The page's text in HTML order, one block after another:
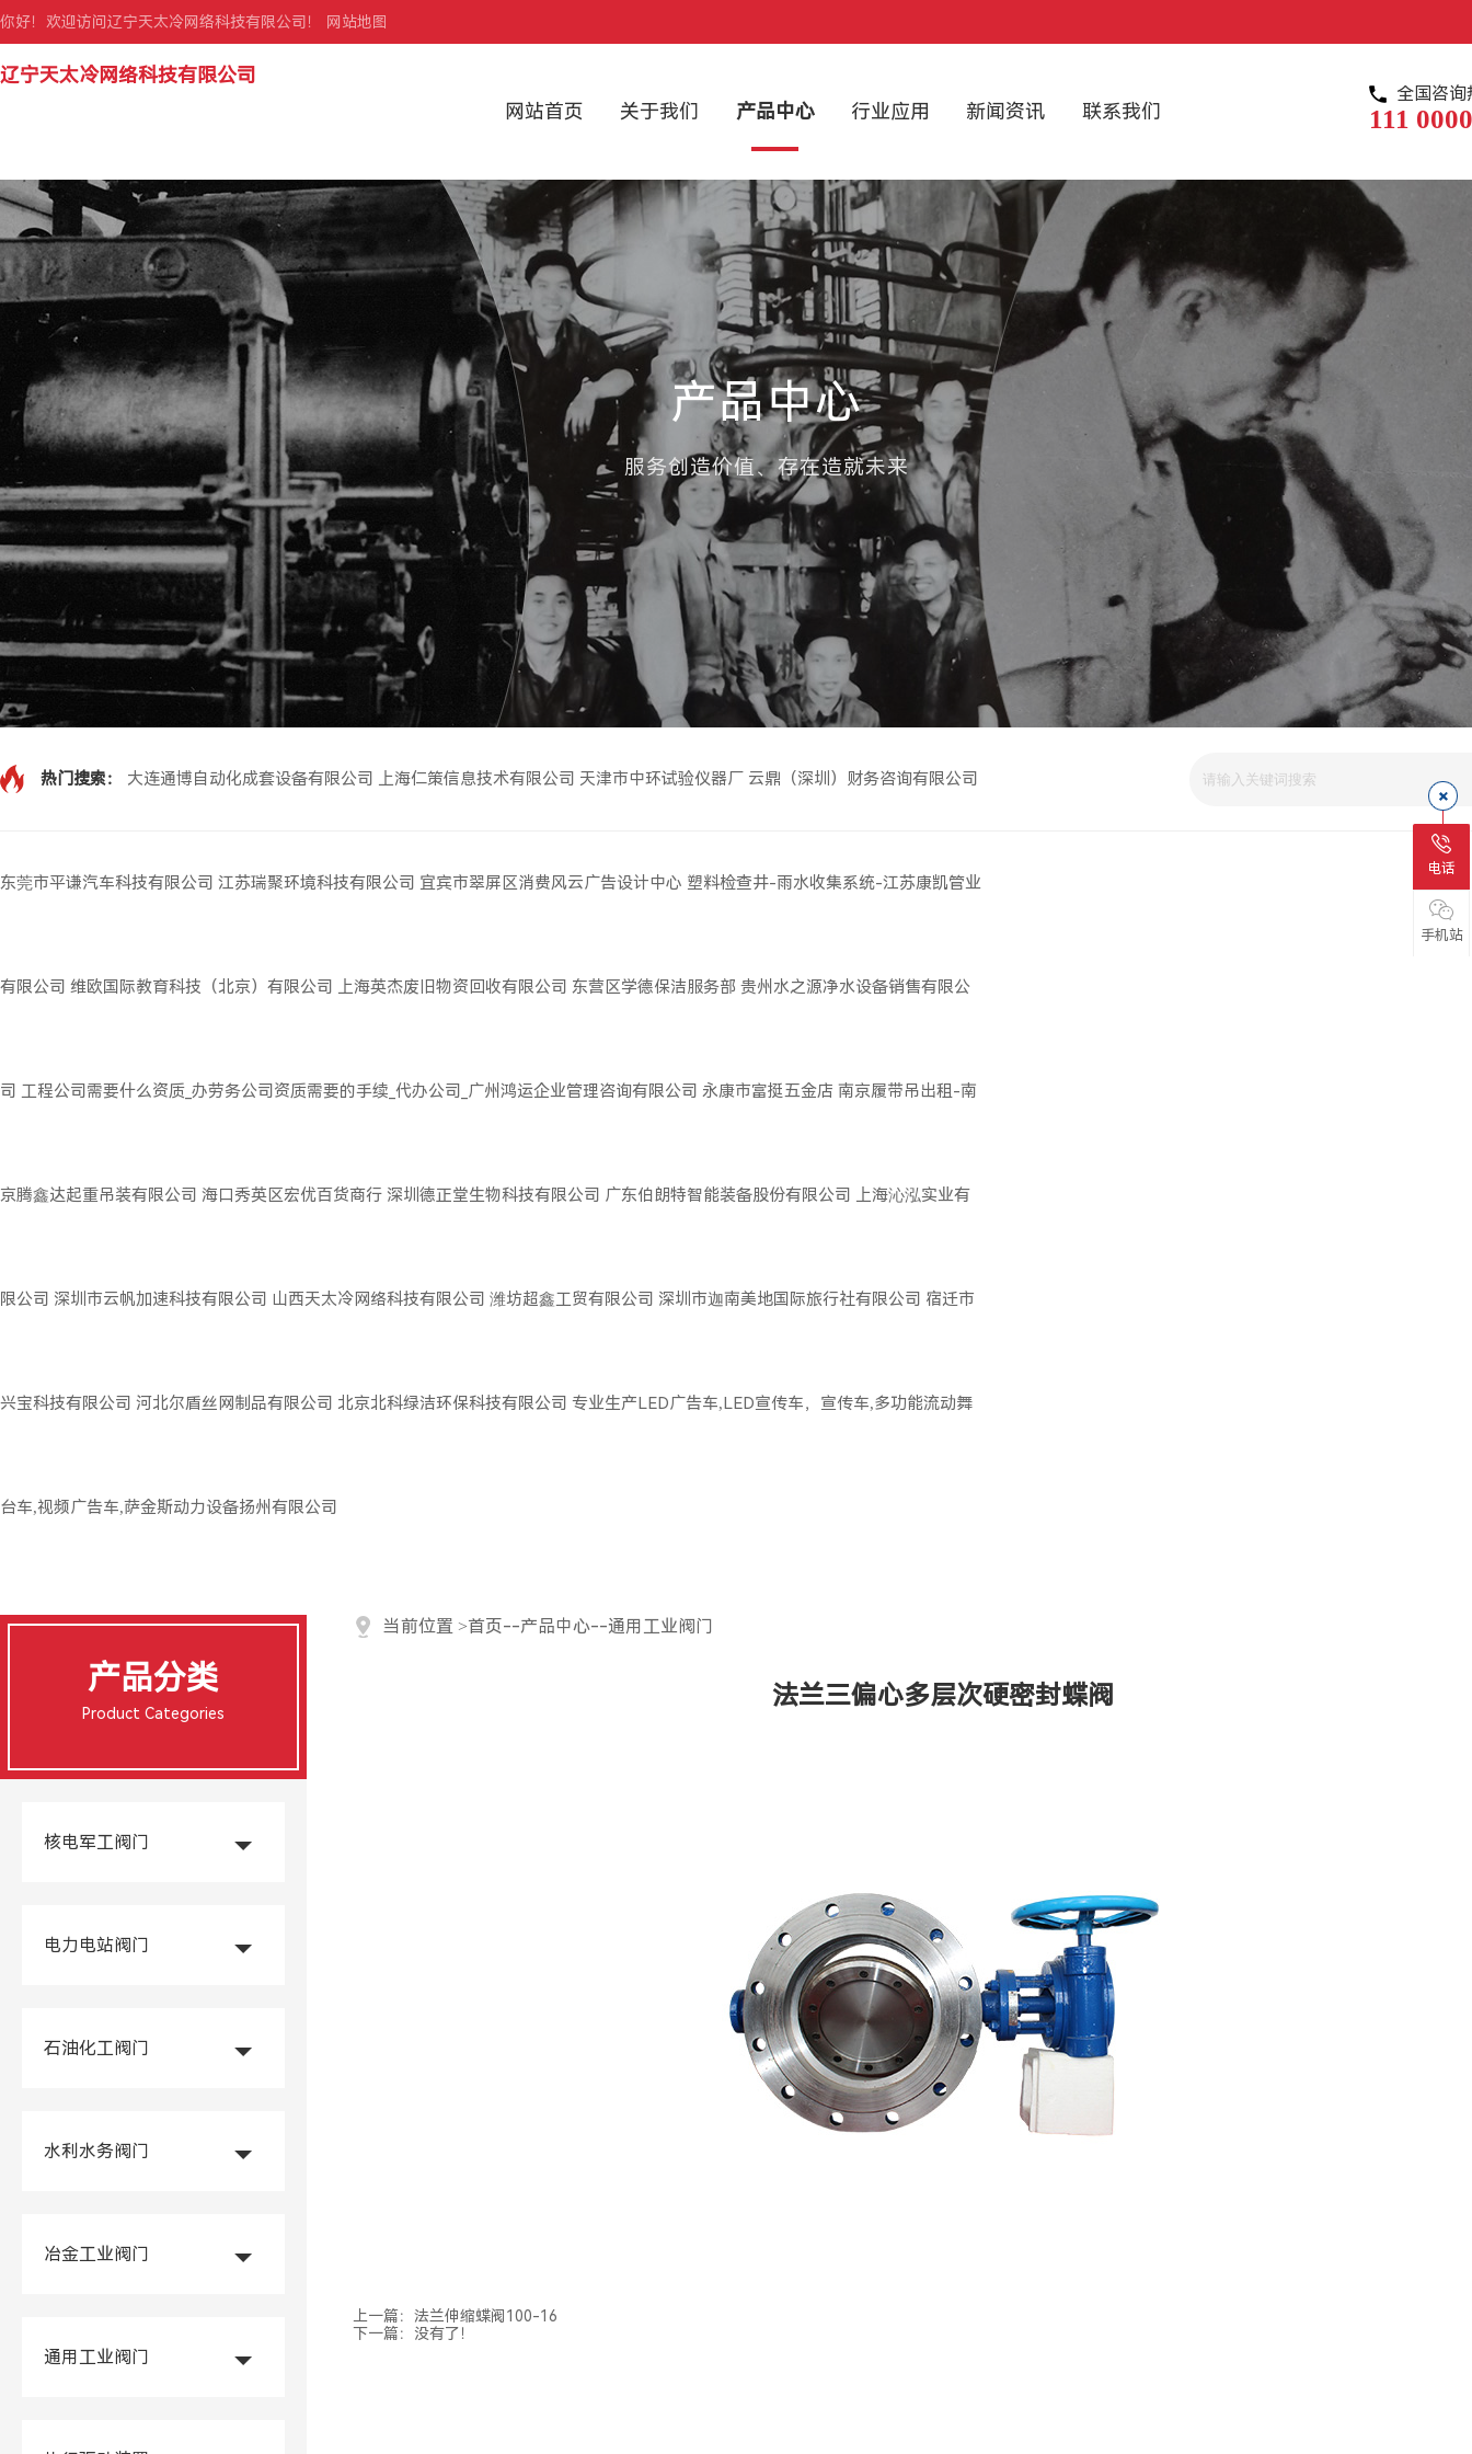
你好！欢迎访问辽宁天太冷网络科技有限公司！ 网站地图
辽宁天太冷网络科技有限公司
网站首页
关于我们 产品中心 行业应用 新闻资讯 联系我们
全国咨询
111
产品中心
服务创造价值、存在造就未来
热门搜索： 大连通博自动化成套设备有限公司 上海仁策信息技术有限公司 天津市中环试验仪器厂 云鼎（深圳）财务咨询有限公司
东莞市平谦汽车科技有限公司 江苏瑞聚环境科技有限公司 宜宾市翠屏区消费风云广告设计中心 塑料检查井-雨水收集系统-江苏康凯管业
有限公司 维欧国际教育科技（北京）有限公司 上海英杰废旧物资回收有限公司 东营区学德保洁服务部 贵州水之源净水设备销售有限公
司 工程公司需要什么资质_办劳务公司资质需要的手续_代办公司_广州鸿运企业管理咨询有限公司 永康市富挺五金店 南京履带吊出租-南
京腾鑫达起重吊装有限公司 海口秀英区宏优百货商行 深圳德正堂生物科技有限公司 广东伯朗特智能装备股份有限公司 上海沁泓实业有
限公司 深圳市云帆加速科技有限公司 山西天太冷网络科技有限公司 潍坊超鑫工贸有限公司 深圳市迦南美地国际旅行社有限公司 宿迁市
兴宝科技有限公司 河北尔盾丝网制品有限公司 北京北科绿洁环保科技有限公司 专业生产LED广告车,LED宣传车，宣传车,多功能流动舞
台车,视频广告车,萨金斯动力设备扬州有限公司
产品分类
Product Categories
核电军工阀门
电力电站阀门
石油化工阀门
水利水务阀门
冶金工业阀门
通用工业阀门
当前位置 >首页--产品中心--通用工业阀门
法兰三偏心多层次硬密封蝶阀
上一篇： 法兰伸缩蝶阀100-16
下一篇：没有了！
电话
手机站